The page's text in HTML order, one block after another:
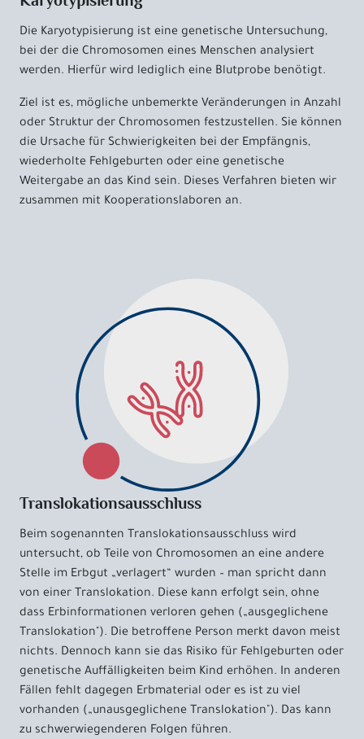
Die Karyotypisierung ist eine genetische Untersuchung,
bei der die Chromosomen eines Menschen analysiert
werden. Hierfür wird lediglich eine Blutprobe benötigt.
Ziel ist es, mögliche unbemerkte Veränderungen in Anzahl
oder Struktur der Chromosomen festzustellen. Sie können
die Ursache für Schwierigkeiten bei der Empfängnis,
wiederholte Fehlgeburten oder eine genetische
Weitergabe an das Kind sein. Dieses Verfahren bieten wir
zusammen mit Kooperationslaboren an.
Translokationsausschluss
Beim sogenannten Translokationsausschluss wird
untersucht, ob Teile von Chromosomen an eine andere
Stelle im Erbgut „verlagert“ wurden – man spricht dann
von einer Translokation. Diese kann erfolgt sein, ohne
dass Erbinformationen verloren gehen („ausgeglichene
Translokation"). Die betroffene Person merkt davon meist
nichts. Dennoch kann sie das Risiko für Fehlgeburten oder
genetische Auffälligkeiten beim Kind erhöhen. In anderen
Fällen fehlt dagegen Erbmaterial oder es ist zu viel
vorhanden („unausgeglichene Translokation"). Das kann
zu schwerwiegenderen Folgen führen.